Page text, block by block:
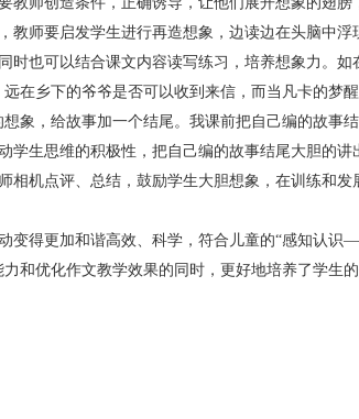
教师要启发学生进行再造想象，边读边在头脑中浮
时也可以结合课文内容读写练习，培养想象力。如
在乡下的爷爷是否可以收到来信，而当凡卡的梦
象，给故事加一个结尾。我课前把自己编的故事
学生思维的积极性，把自己编的故事结尾大胆的讲
相机点评、总结，鼓励学生大胆想象，在训练和发
得更加和谐高效、科学，符合儿童的“感知认识
和优化作文教学效果的同时，更好地培养了学生